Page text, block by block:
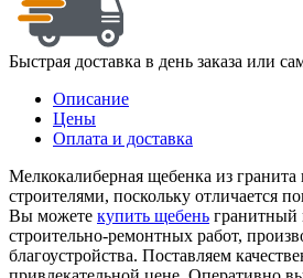
Быстрая доставка в день заказа или
Описание
Цены
Оплата и доставка
Мелкокалиберная щебенка из гранита
строителями, поскольку отличается
Вы можете купить щебень гранитный
строительно-ремонтных работ,
благоустройства. Поставляем